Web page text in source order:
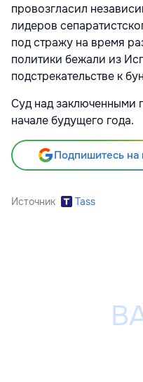
провозгласил
лидеров
под стражу на время
политики бежали из
подстрекательстве к
Суд над заключенными
начале будущего года.
Подпишитесь на
Источник Tass